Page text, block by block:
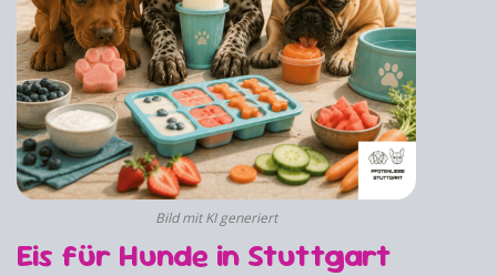
Bild mit KI generiert
Eis für Hunde in Stuttgart